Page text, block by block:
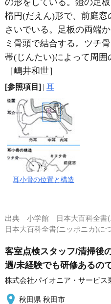
の形をしている。鐙の足
楕円(だえん)形で、前庭
さいでいる。足板の両端
ミ骨頭で結合する。ツチ
帯(じんたい)によって周囲
［嶋井和世］
[参照項目] | 耳
耳小骨の位置と構造
出典 小学館 日本大百科全書(
日本大百科全書(ニッポニカ)
客室点検スタッフ/清掃後
遇/未経験でも研修あるの
株式会社パイオニア・サービス
秋田県 秋田市